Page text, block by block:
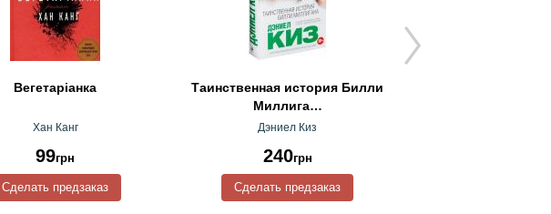
Вегетаріанка
Хан Канг
99грн
Сделать предзаказ
Таинственная история Билли
Миллига…
Дэниел Киз
240грн
Сделать предзаказ